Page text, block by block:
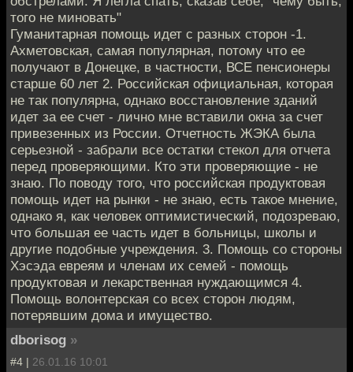
того не миновать"
Гуманитарная помощь идет с разных сторон -1.
Ахметовская, самая популярная, потому что ее
получают в Донецке, в частности, ВСЕ пенсионеры
старше 60 лет 2. Российская официальная, которая
не так популярна, однако восстановление зданий
идет за ее счет - лично мне вставили окна за счет
привезенных из России. Отчетность ЖЭКА была
серьезной - забрали все остатки стекол для отчета
перед проверяющими. Кто эти проверяющие - не
знаю. По поводу того, что российская продуктовая
помощь идет на рынки - не знаю, есть такое мнение,
однако я, как человек оптимистический, подозреваю,
что большая ее часть идет в больницы, школы и
другие подобные учреждения. 3. Помощь со стороны
Хэсэда евреям и членам их семей - помощь
продуктовая и лекарственная нуждающимся 4.
Помощь волонтерская со всех сторон людям,
потерявшим дома и имущество.
dborisog »
#4 | 26.01.16 10:01